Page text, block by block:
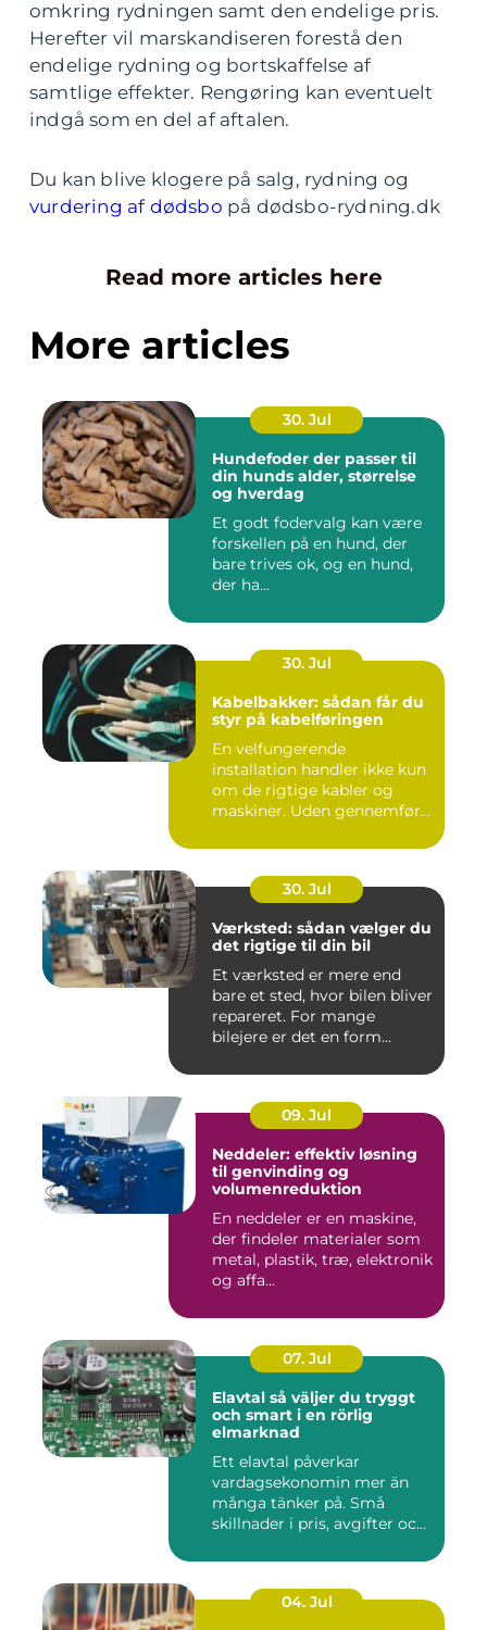
omkring rydningen samt den endelige pris.
Herefter vil marskandiseren forestå den
endelige rydning og bortskaffelse af
samtlige effekter. Rengøring kan eventuelt
indgå som en del af aftalen.
Du kan blive klogere på salg, rydning og
vurdering af dødsbo på dødsbo-rydning.dk
Read more articles here
More articles
30. Jul
Hundefoder der passer til
din hunds alder, størrelse
og hverdag
Et godt fodervalg kan være
forskellen på en hund, der
bare trives ok, og en hund,
der ha...
30. Jul
Kabelbakker: sådan får du
styr på kabelføringen
En velfungerende
installation handler ikke kun
om de rigtige kabler og
maskiner. Uden gennemført
30. Jul
Værksted: sådan vælger du
det rigtige til din bil
Et værksted er mere end
bare et sted, hvor bilen bliver
repareret. For mange
bilejere er det en form...
09. Jul
Neddeler: effektiv løsning
til genvinding og
volumenreduktion
En neddeler er en maskine,
der findeler materialer som
metal, plastik, træ, elektronik
og affa...
07. Jul
Elavtal så väljer du tryggt
och smart i en rörlig
elmarknad
Ett elavtal påverkar
vardagsekonomin mer än
många tänker på. Små
skillnader i pris, avgifter och
04. Jul